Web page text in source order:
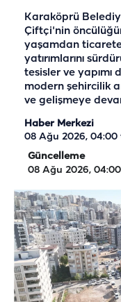
Karaköprü
Çiftçi'nin
yaşamdan
yatırımlarını
tesisler ve
modern şehircilik
ve gelişmeye
Haber Merkezi
08 Ağu 2026, 04:00
Güncelleme
08 Ağu 2026, 04:00